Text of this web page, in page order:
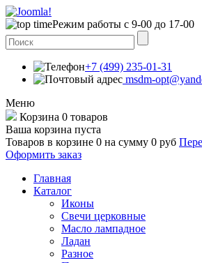
Режим работы с 9-00 до 17-00
+7 (499) 235-01-31
msdm-
Меню
Корзина 0 товаров
Ваша корзина пуста
Товаров в корзине 0 на сумму 0 руб
Оформить заказ
Главная
Каталог
Иконы
Свечи церковные
Масло лампадное
Ладан
Разное